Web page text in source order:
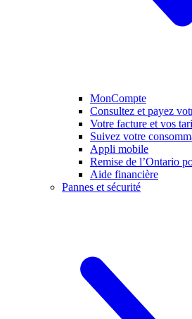
MonCompte
Consultez et payez
Votre facture et vos
Suivez votre
Appli mobile
Remise de l’Ontario
Aide financière
Pannes et sécurité